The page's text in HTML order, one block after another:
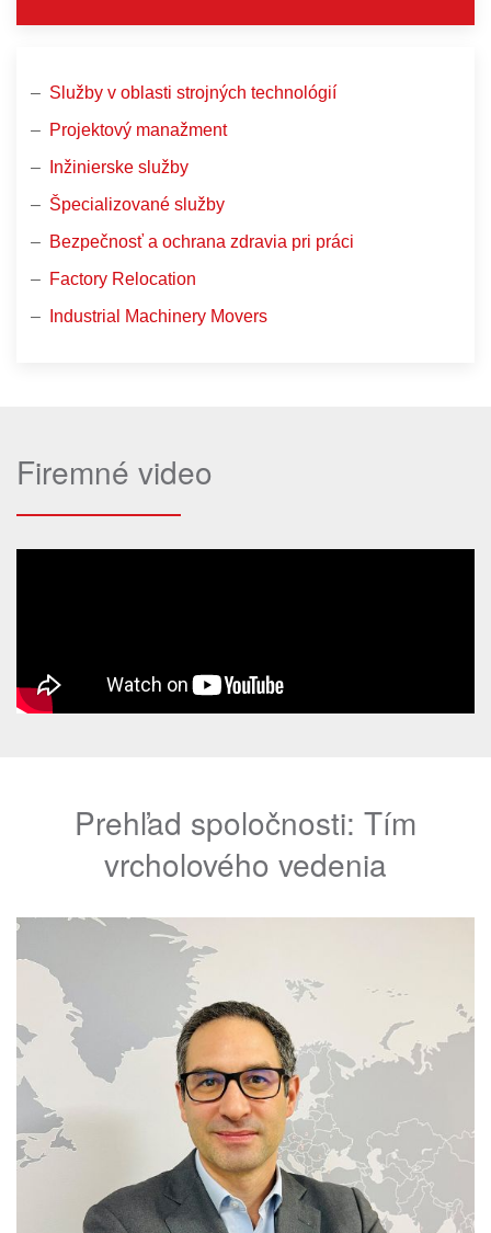
Služby v oblasti strojných technológií
Projektový manažment
Inžinierske služby
Špecializované služby
Bezpečnosť a ochrana zdravia pri práci
Factory Relocation
Industrial Machinery Movers
Firemné video
Prehľad spoločnosti: Tím
vrcholového vedenia